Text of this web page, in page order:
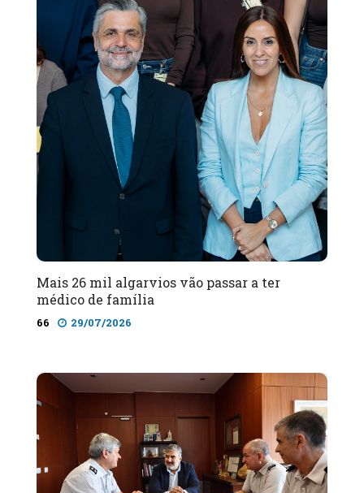
Mais 26 mil algarvios vão passar a ter
médico de família
66 29/07/2026